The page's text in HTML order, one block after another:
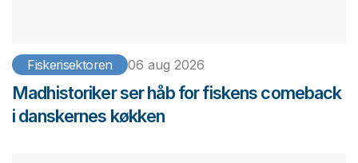
Fiskerisektoren 06 aug 2026
Madhistoriker ser håb for fiskens comeback
i danskernes køkken